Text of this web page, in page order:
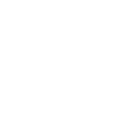
El Real Betis
UEFA Conference
el Estadio D.
había empatado
superior y selló su
un gol y una